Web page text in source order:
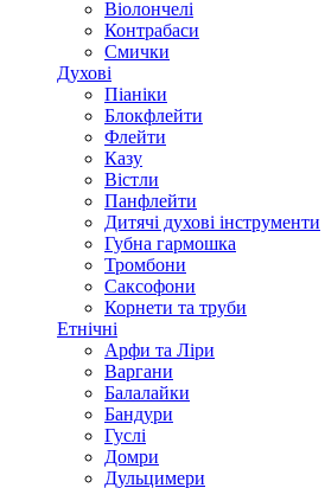
Віолончелі
Контрабаси
Смички
Духові
Піаніки
Блокфлейти
Флейти
Казу
Вістли
Панфлейти
Дитячі духові інструменти
Губна гармошка
Тромбони
Саксофони
Корнети та труби
Етнічні
Арфи та Ліри
Варгани
Балалайки
Бандури
Гуслі
Домри
Дульцимери